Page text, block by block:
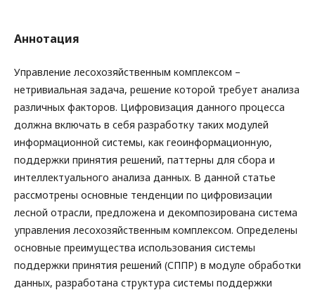
Аннотация
Управление лесохозяйственным комплексом –
нетривиальная задача, решение которой требует анализа
различных факторов. Цифровизация данного процесса
должна включать в себя разработку таких модулей
информационной системы, как геоинформационную,
поддержки принятия решений, паттерны для сбора и
интеллектуального анализа данных. В данной статье
рассмотрены основные тенденции по цифровизации
лесной отрасли, предложена и декомпозирована система
управления лесохозяйственным комплексом. Определены
основные преимущества использования системы
поддержки принятия решений (СППР) в модуле обработки
данных, разработана структура системы поддержки